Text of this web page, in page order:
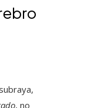
, no